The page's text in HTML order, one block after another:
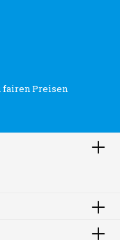
fairen Preisen